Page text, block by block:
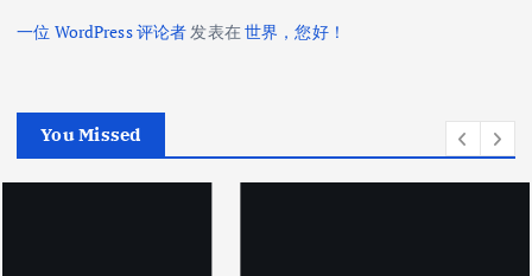
一位 WordPress 评论者发表在世界，您好！
You Missed